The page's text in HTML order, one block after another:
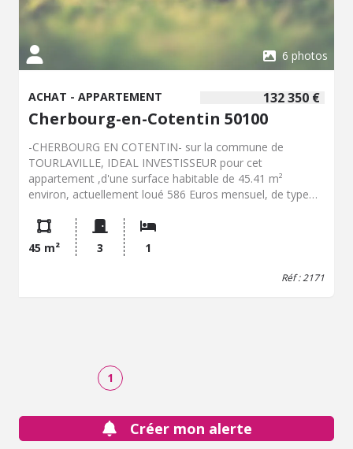
6 photos
132 350 €
ACHAT - APPARTEMENT
Cherbourg-en-Cotentin 50100
-CHERBOURG EN COTENTIN- sur la commune de
TOURLAVILLE, IDEAL INVESTISSEUR pour cet
appartement ,d'une surface habitable de 45.41 m²
environ, actuellement loué 586 Euros mensuel, de type
comprenant: entrée ,séjour, avec espace kitchennette,
chambre avec placard, salle de bains, W.C. .Charges
copropriété: 410 Euros par trimestre ..Taxe foncière: 1026
Euros env.. Les renseignements complémentaires et les
45 m² 3 1
Réf : 2171
1
Créer mon alerte